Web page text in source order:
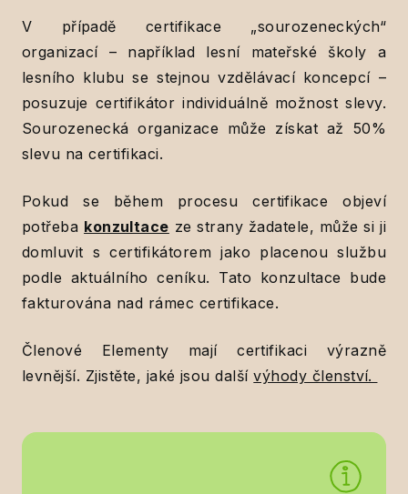
V případě certifikace „sourozeneckých“
organizací – například lesní mateřské školy a
lesního klubu se stejnou vzdělávací koncepcí –
posuzuje certifikátor individuálně možnost slevy.
Sourozenecká organizace může získat až 50%
slevu na certifikaci.
Pokud se během procesu certifikace objeví
potřeba konzultace ze strany žadatele, může si ji
domluvit s certifikátorem jako placenou službu
podle aktuálního ceníku. Tato konzultace bude
fakturována nad rámec certifikace.
Členové Elementy mají certifikaci výrazně
levnější. Zjistěte, jaké jsou dalšívýhody členství.